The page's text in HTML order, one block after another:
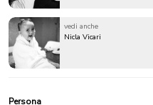
vedi anche
Nicla Vicari
Persona